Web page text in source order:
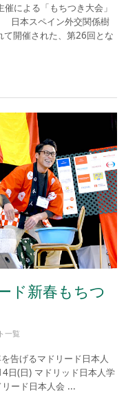
による「もちつき大会」
日本スペイン外交関係樹
開催された、第26回とな
ド新春もちつ
一覧
告げるマドリード日本人
日(日) マドリッド日本人学
ード日本人会 ...